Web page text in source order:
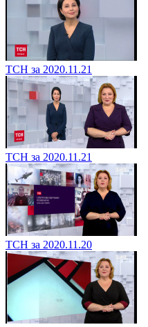
ТСН за 2020.11.21
ТСН за 2020.11.21
ТСН за 2020.11.20